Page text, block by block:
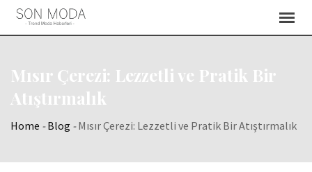
Skip
Mısır Çerezi: Lezzetli ve Pratik Bir
Atıştırmalık
Home -Blog -Mısır Çerezi: Lezzetli ve Pratik Bir Atıştırmalık